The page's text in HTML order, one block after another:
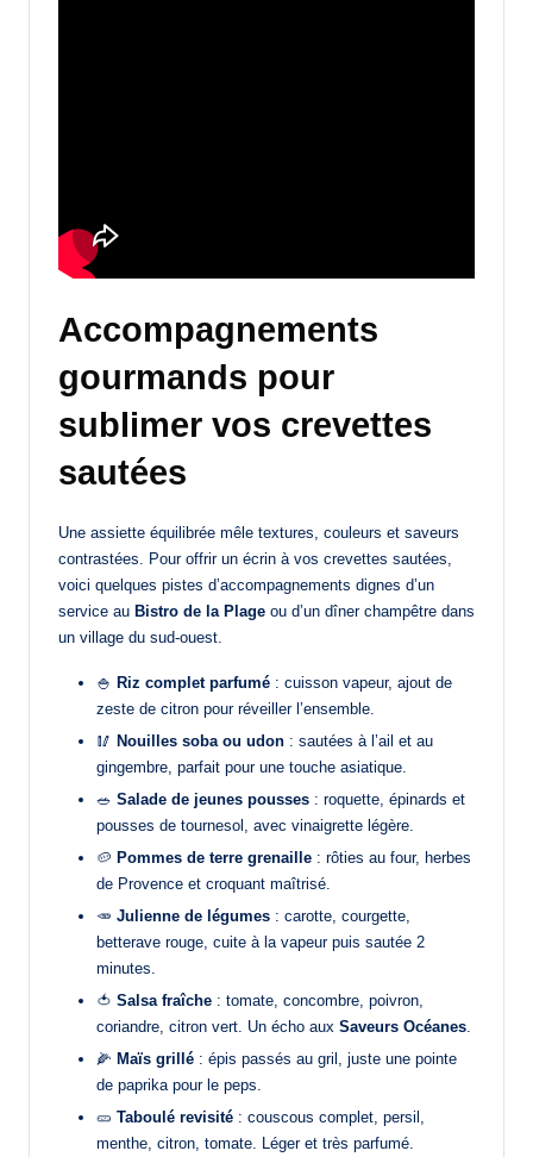
Accompagnements
gourmands pour
sublimer vos crevettes
sautées
Une assiette équilibrée mêle textures, couleurs et saveurs
contrastées. Pour offrir un écrin à vos crevettes sautées,
voici quelques pistes d’accompagnements dignes d’un
service au Bistro de la Plage ou d’un dîner champêtre dans
un village du sud-ouest.
🍚 Riz complet parfumé : cuisson vapeur, ajout de
zeste de citron pour réveiller l’ensemble.
🥢 Nouilles soba ou udon : sautées à l’ail et au
gingembre, parfait pour une touche asiatique.
🥗 Salade de jeunes pousses : roquette, épinards et
pousses de tournesol, avec vinaigrette légère.
🥔 Pommes de terre grenaille : rôties au four, herbes
de Provence et croquant maîtrisé.
🥕 Julienne de légumes : carotte, courgette,
betterave rouge, cuite à la vapeur puis sautée 2
minutes.
🍅 Salsa fraîche : tomate, concombre, poivron,
coriandre, citron vert. Un écho aux Saveurs Océanes.
🌽 Maïs grillé : épis passés au gril, juste une pointe
de paprika pour le peps.
🥒 Taboulé revisité : couscous complet, persil,
menthe, citron, tomate. Léger et très parfumé.